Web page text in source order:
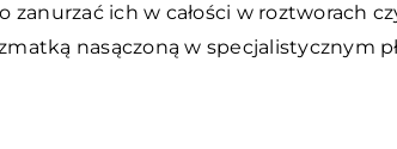
ich w całości w roztworach
nasączoną w specjalistycznym